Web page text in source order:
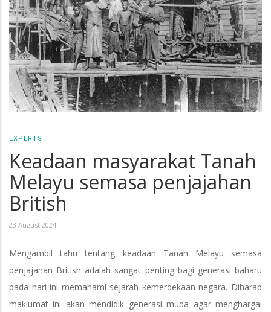
EXPERTS
Keadaan masyarakat Tanah
Melayu semasa penjajahan
British
23 August 2024
Mengambil tahu tentang keadaan Tanah Melayu semasa
penjajahan British adalah sangat penting bagi generasi baharu
pada hari ini memahami sejarah kemerdekaan negara. Diharap
maklumat ini akan mendidik generasi muda agar menghargai